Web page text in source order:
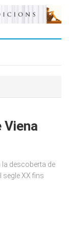
Viena
la descoberta de
XX fins